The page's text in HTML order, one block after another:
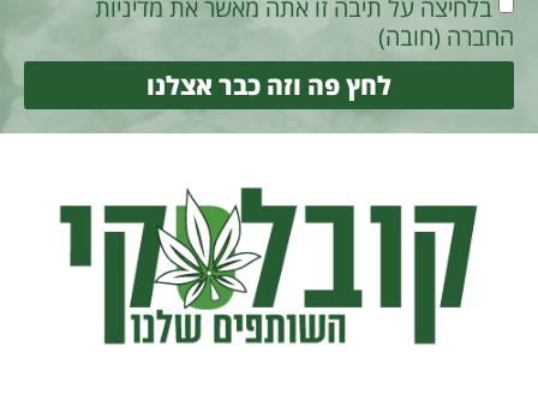
בלחיצה על תיבה זו אתה מאשר את מדיניות
החברה (חובה)
לחץ פה וזה כבר אצלנו